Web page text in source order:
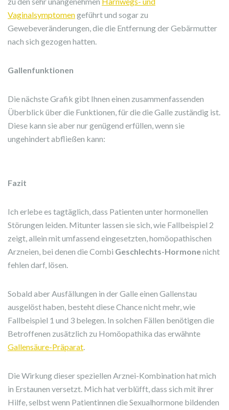
Vaginalsymptomengeführt und sogar zu
Gewebeveränderungen, die die Entfernung der Gebärmutter
nach sich gezogen hatten.
Gallenfunktionen
Die nächste Grafik gibt Ihnen einen zusammenfassenden
Überblick über die Funktionen, für die die Galle zuständig ist.
Diese kann sie aber nur genügend erfüllen, wenn sie
ungehindert abfließen kann:
Fazit
Ich erlebe es tagtäglich, dass Patienten unter hormonellen
Störungen leiden. Mitunter lassen sie sich, wie Fallbeispiel 2
zeigt, allein mit umfassend eingesetzten, homöopathischen
Arzneien, bei denen die Combi Geschlechts-Hormonenicht
fehlen darf, lösen.
Sobald aber Ausfällungen in der Galle einen Gallenstau
ausgelöst haben, besteht diese Chance nicht mehr, wie
Fallbeispiel 1 und 3 belegen. In solchen Fällen benötigen die
Betroffenen zusätzlich zu Homöopathika das erwähnte
Gallensäure-Präparat.
Die Wirkung dieser speziellen Arznei-Kombination hat mich
in Erstaunen versetzt. Mich hat verblüfft, dass sich mit ihrer
Hilfe, selbst wenn Patientinnen die Sexualhormone bildenden